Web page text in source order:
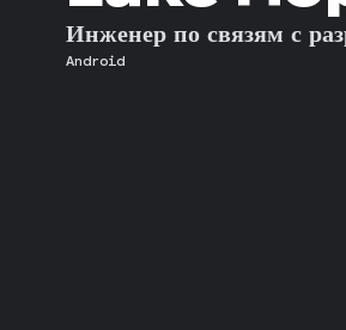
Инженер по связям с
Android